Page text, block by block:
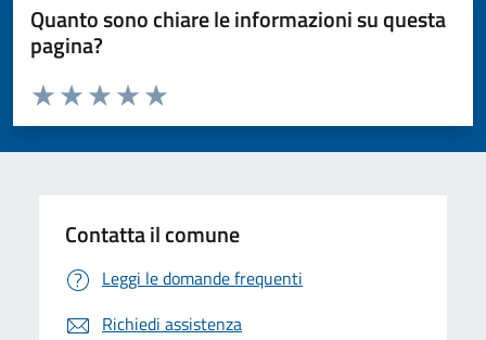
Quanto sono chiare le informazioni su questa
pagina?
Valuta da 1 a 5 stelle la pagina
Valuta 5 stelle su 5
Valuta 4 stelle su 5
Valuta 3 stelle su 5
Valuta 2 stelle su 5
Valuta 1 stelle su 5
Contatta il comune
Leggi le domande frequenti
Richiedi assistenza